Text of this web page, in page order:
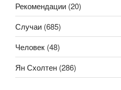
Рекомендации (20)
Случаи (685)
Человек (48)
Ян Схолтен (286)